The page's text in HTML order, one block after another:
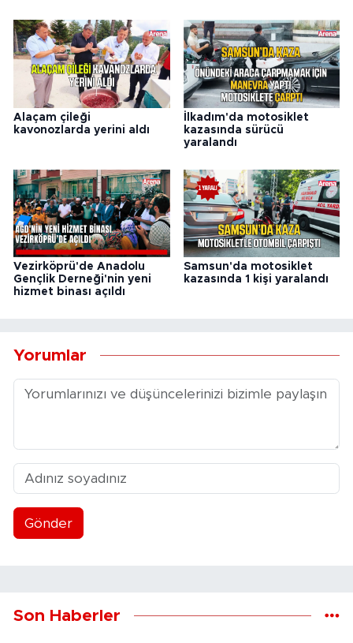
Alaçam çileği
kavonozlarda yerini aldı
İlkadım'da motosiklet
kazasında sürücü
yaralandı
Vezirköprü'de Anadolu
Gençlik Derneği'nin yeni
hizmet binası açıldı
Samsun'da motosiklet
kazasında 1 kişi yaralandı
Yorumlar
Gönder
Son Haberler